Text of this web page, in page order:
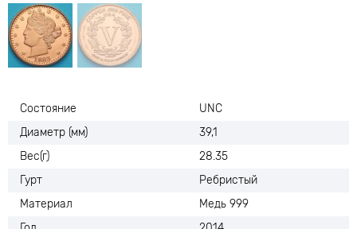
Состояние
UNC
Диаметр (мм)
39,1
Вес(г)
28.35
Гурт
Ребристый
Материал
Медь 999